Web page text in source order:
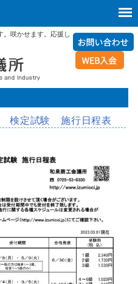
。咲かせます。応援し
検定試験 施行日程表